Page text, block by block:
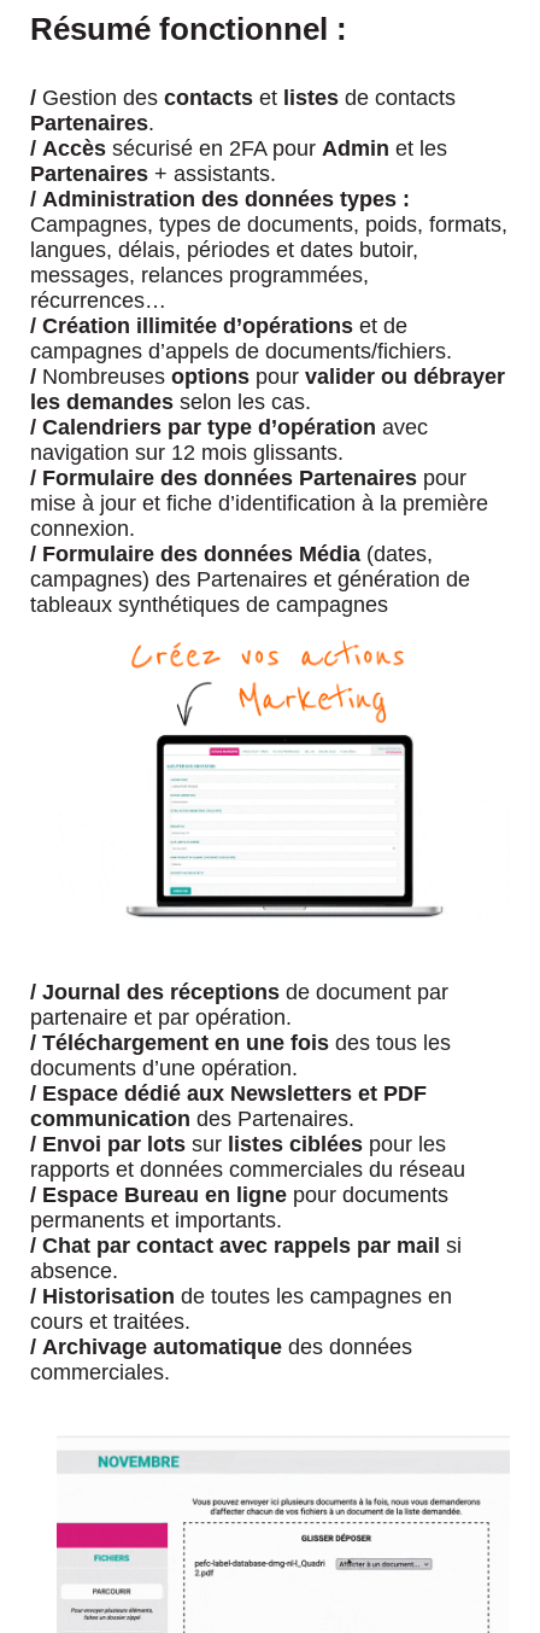
Résumé fonctionnel :
/ Gestion des contacts et listes de contacts
Partenaires.
/ Accès sécurisé en 2FA pour Admin et les
Partenaires + assistants.
/ Administration des données types :
Campagnes, types de documents, poids, formats,
langues, délais, périodes et dates butoir,
messages, relances programmées,
récurrences…
/ Création illimitée d’opérations et de
campagnes d’appels de documents/fichiers.
/ Nombreuses options pour valider ou débrayer
les demandes selon les cas.
/ Calendriers par type d’opération avec
navigation sur 12 mois glissants.
/ Formulaire des données Partenaires pour
mise à jour et fiche d’identification à la première
connexion.
/ Formulaire des données Média (dates,
campagnes) des Partenaires et génération de
tableaux synthétiques de campagnes
/ Journal des réceptions de document par
partenaire et par opération.
/ Téléchargement en une fois des tous les
documents d’une opération.
/ Espace dédié aux Newsletters et PDF
communication des Partenaires.
/ Envoi par lots sur listes ciblées pour les
rapports et données commerciales du réseau
/ Espace Bureau en ligne pour documents
permanents et importants.
/ Chat par contact avec rappels par mail si
absence.
/ Historisation de toutes les campagnes en
cours et traitées.
/ Archivage automatique des données
commerciales.